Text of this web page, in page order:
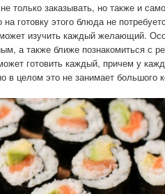
только заказывать, но также и
готовку этого блюда не
изучить каждый желающий.
а также ближе познакомиться с
готовить каждый, причем у
в целом это не занимает большого